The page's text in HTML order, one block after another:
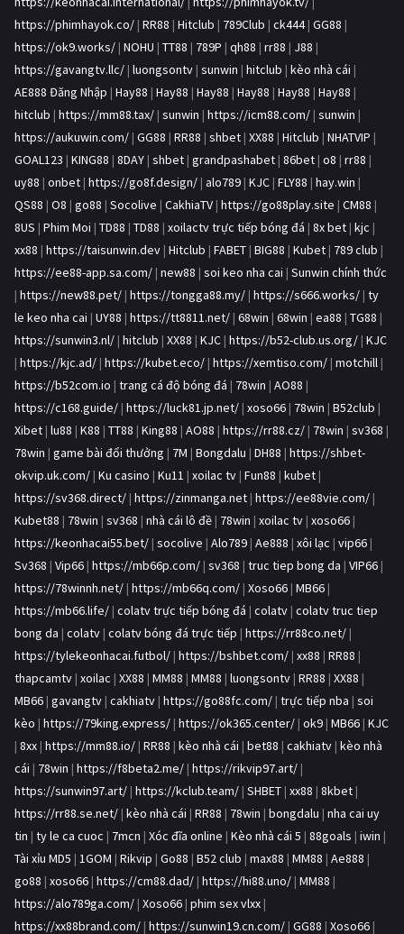
https://phimhayok.co/ | RR88 | Hitclub | 789Club | ck444| GG88 |
https://ok9.works/ | NOHU | TT88 | 789P | qh88 | rr88 | J88 |
https://gavangtv.llc/ | luongsontv | sunwin | hitclub | kèo nhà cái |
AE888 Đăng Nhập | Hay88 | Hay88 | Hay88 | Hay88 | Hay88 | Hay88 |
hitclub | https://mm88.tax/ | sunwin | https://icm88.com/ | sunwin |
https://aukuwin.com/ | GG88 | RR88 | shbet | XX88 | Hitclub | NHATVIP |
GOAL123 | KING88 | 8DAY | shbet | grandpashabet | 86bet | o8 | rr88 |
uy88 | onbet | https://go8f.design/ | alo789 | KJC | FLY88 | hay.win |
QS88 | O8 | go88 | Socolive | CakhiaTV | https://go88play.site | CM88 |
8US | Phim Moi | TD88 | TD88 | xoilactv trực tiếp bóng đá | 8x bet | kjc |
xx88 | https://taisunwin.dev | Hitclub | FABET | BIG88 | Kubet | 789 club |
https://ee88-app.sa.com/ | new88 | soi keo nha cai | Sunwin chính thức
| https://new88.pet/ | https://tongga88.my/ | https://s666.works/ | ty
le keo nha cai | UY88 | https://tt8811.net/ | 68win | 68win | ea88 | TG88 |
https://sunwin3.nl/ | hitclub | XX88 | KJC | https://b52-club.us.org/ | KJC
| https://kjc.ad/ | https://kubet.eco/ | https://xemtiso.com/ | motchill |
https://b52com.io | trang cá độ bóng đá | 78win | AO88 |
https://c168.guide/ | https://luck81.jp.net/ | xoso66 | 78win | B52club |
Xibet | lu88 | K88 | TT88 | King88 | AO88 | https://rr88.cz/ | 78win | sv368 |
78win | game bài đổi thưởng | 7M | Bongdalu | DH88 | https://shbet-
okvip.uk.com/ | Ku casino | Ku11 | xoilac tv | Fun88 | kubet |
https://sv368.direct/ | https://zinmanga.net | https://ee88vie.com/ |
Kubet88 | 78win | sv368 | nhà cái lô đề | 78win | xoilac tv | xoso66 |
https://keonhacai55.bet/ | socolive | Alo789 | Ae888 | xôi lạc | vip66 |
Sv368 | Vip66 | https://mb66p.com/ | sv368 | truc tiep bong da | VIP66 |
https://78winnh.net/ | https://mb66q.com/ | Xoso66 | MB66 |
https://mb66.life/ | colatv trực tiếp bóng đá | colatv | colatv truc tiep
bong da | colatv | colatv bóng đá trực tiếp | https://rr88co.net/ |
https://tylekeonhacai.futbol/ | https://bshbet.com/ | xx88 | RR88 |
thapcamtv | xoilac | XX88 | MM88 | MM88 | luongsontv | RR88 | XX88 |
MB66 | gavangtv | cakhiatv | https://go88fc.com/ | trực tiếp nba | soi
kèo | https://79king.express/ | https://ok365.center/ | ok9 | MB66 | KJC
| 8xx | https://mm88.io/ | RR88 | kèo nhà cái | bet88 | cakhiatv | kèo nhà
cái | 78win | https://f8beta2.me/ | https://rikvip97.art/ |
https://sunwin97.art/ | https://kclub.team/ | SHBET | xx88 | 8kbet |
https://rr88.se.net/ | kèo nhà cái | RR88 | 78win | bongdalu | nha cai uy
tin | ty le ca cuoc | 7mcn | Xóc đĩa online | Kèo nhà cái 5 | 88goals | iwin |
Tài xỉu MD5 | 1GOM | Rikvip | Go88 | B52 club | max88 | MM88 | Ae888 |
go88 | xoso66 | https://cm88.dad/ | https://hi88.uno/ | MM88 |
https://alo789ga.com/ | Xoso66 | phim sex vlxx |
https://xx88brand.com/ | https://sunwin19.cn.com/ | GG88 | Xoso66 |